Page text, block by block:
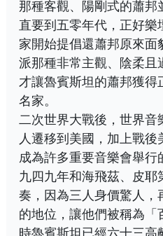
那種客觀、陽剛式的蕭邦
直要到五零年代，正好樂
家開始提倡還蕭邦原來面
派那種非常主觀、陰柔且
才讓魯賓斯坦的蕭邦獲得
名家。
二次世界大戰後，世界音
人遷移到美國，加上戰後
成為許多重要音樂會舉行
九四九年和海飛茲、皮耶
奏，因為三人身價驚人，
的地位，讓他們被稱為「
時魯賓斯坦已經六十三高